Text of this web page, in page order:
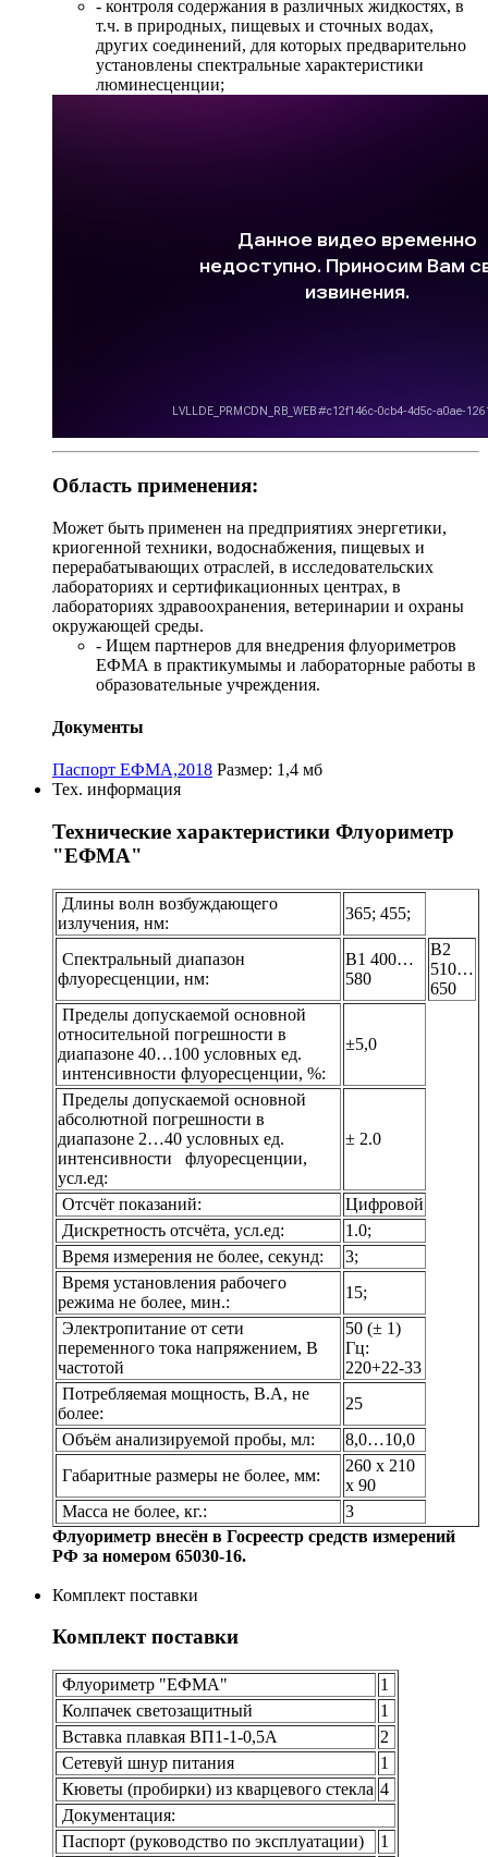
- контроля содержания в различных жидкостях, в
т.ч. в природных, пищевых и сточных водах,
других соединений, для которых предварительно
установлены спектральные характеристики
люминесценции;
Область применения:
Может быть применен на предприятиях энергетики,
криогенной техники, водоснабжения, пищевых и
перерабатывающих отраслей, в исследовательских
лабораториях и сертификационных центрах, в
лабораториях здравоохранения, ветеринарии и охраны
окружающей среды.
- Ищем партнеров для внедрения флуориметров
ЕФМА в практикумымы и лабораторные работы в
образовательные учреждения.
Документы
Паспорт ЕФМА,2018 Размер: 1,4 мб
Тех. информация
Технические характеристики Флуориметр
"ЕФМА"
Длины волн возбуждающего
излучения, нм:
365; 455;
Спектральный диапазон
флуоресценции, нм:
В1 400…
580
В2
510…
650
Пределы допускаемой основной
относительной погрешности в
диапазоне 40…100 условных ед.
интенсивности флуоресценции, %:
±5,0
Пределы допускаемой основной
абсолютной погрешности в
диапазоне 2…40 условных ед.
интенсивности флуоресценции,
усл.ед:
± 2.0
Отсчёт показаний:
Цифровой
Дискретность отсчёта, усл.ед:
1.0;
Время измерения не более, секунд:
3;
Время установления рабочего
режима не более, мин.:
15;
Электропитание от сети
переменного тока напряжением, В
частотой
50 (± 1)
Гц:
220+22-33
Потребляемая мощность, В.А, не
более:
25
Объём анализируемой пробы, мл:
8,0…10,0
Габаритные размеры не более, мм:
260 х 210
х 90
Масса не более, кг.:
3
Флуориметр внесён в Госреестр средств измерений
РФ за номером 65030-16.
Комплект поставки
Комплект поставки
Флуориметр "ЕФМА"
1
Колпачек светозащитный
1
Вставка плавкая ВП1-1-0,5А
2
Сетевуй шнур питания
1
Кюветы (пробирки) из кварцевого стекла 4
Документация:
Паспорт (руководство по эксплуатации)
1